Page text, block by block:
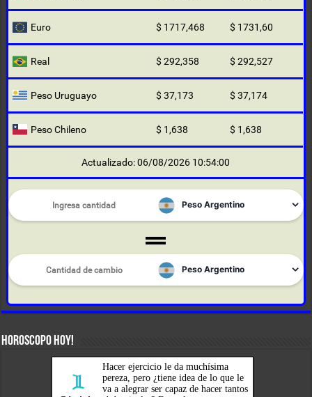
Euro $ 1717,468 $ 1731,60
Real $ 292,358 $ 292,527
Peso Uruguayo $ 37,173 $ 37,174
Peso Chileno $ 1,638 $ 1,638
Actualizado: 06/08/2026 10:54:00
HOROSCOPO HOY!